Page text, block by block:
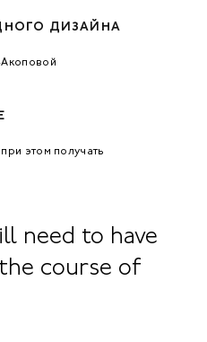
ДИЗАЙНА
этом получать
need to have
course of